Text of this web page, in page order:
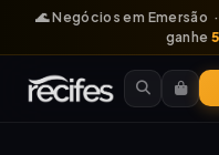
🌊 Negócios em Emersão ·
ganhe